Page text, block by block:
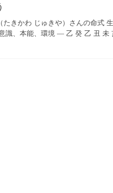
きかわ じゅきや）さんの命式
識、本能、環境 — 乙 癸 乙 丑